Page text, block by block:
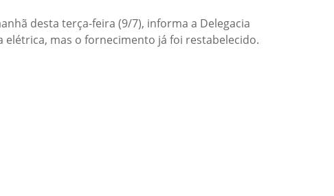
desta terça-feira (9/7), informa a Delegacia
elétrica, mas o fornecimento já foi restabelecido.